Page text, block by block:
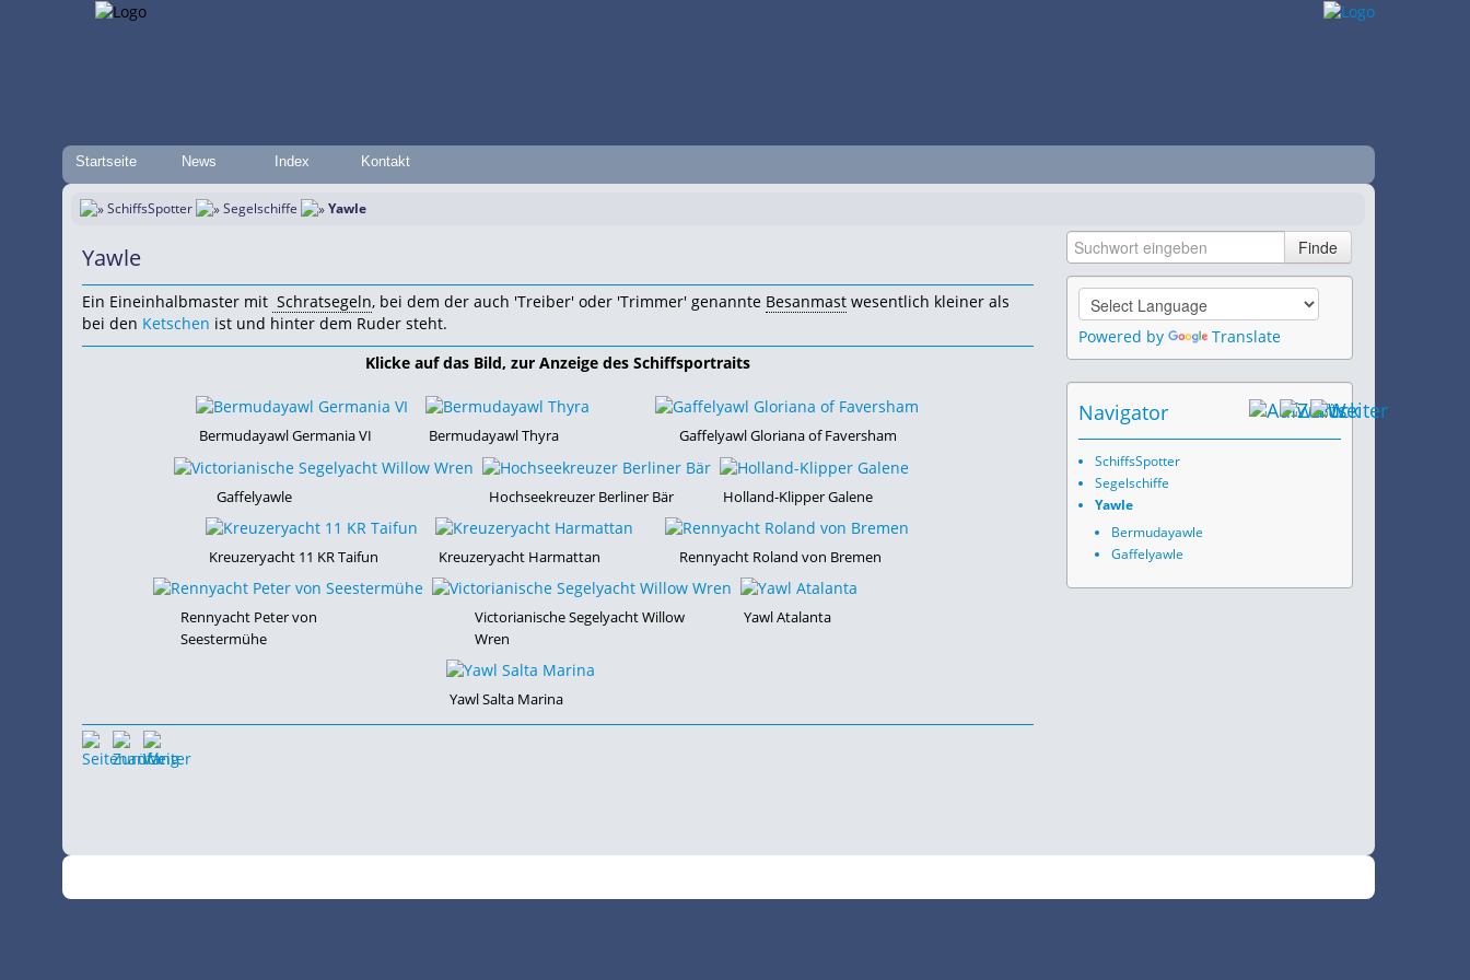
Startseite News Index Kontakt
SchiffsSpotter Segelschiffe Yawle
Yawle
Ein Eineinhalbmaster mit Schratsegeln, bei dem der auch 'Treiber' oder 'Trimmer' genannte Besanmast wesentlich kleiner als
bei den Ketschen ist und hinter dem Ruder steht.
Klicke auf das Bild, zur Anzeige des Schiffsportraits
Bermudayawl Germania VI Bermudayawl Thyra Gaffelyawl Gloriana of Faversham
Gaffelyawle Hochseekreuzer Berliner Bär Holland-Klipper Galene
Kreuzeryacht 11 KR Taifun Kreuzeryacht Harmattan Rennyacht Roland von Bremen
Rennyacht Peter von
Seestermühe
Victorianische Segelyacht Willow
Wren
Yawl Atalanta
Yawl Salta Marina
Powered by Translate
Navigator
SchiffsSpotter
Segelschiffe
Yawle
Bermudayawle
Gaffelyawle